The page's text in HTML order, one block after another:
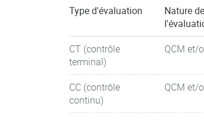
Classification bactérienne
Génétique bactérienne
Antibiotiques : classes,
Les agents bactériens :
Type d'évaluation
Nature de
CT (contrôle
terminal)
QCM et/
CC (contrôle
continu)
QCM et/